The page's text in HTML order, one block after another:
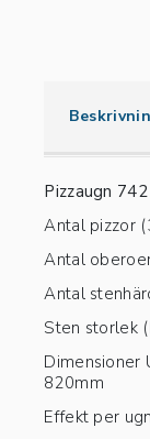
Pizzaugn
Antal pizzor
Antal
Antal
Sten storlek
Dimensioner
820mm
Effekt per